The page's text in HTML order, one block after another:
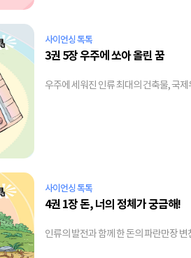
사이언싱 톡톡
3권 5장 우주에 쏘아 올린 꿈
우주에 세워진 인류 최대의 건축물, 국
사이언싱 톡톡
4권 1장 돈, 너의 정체가 궁금해!
인류의 발전과 함께 한 돈의 파란만장 변